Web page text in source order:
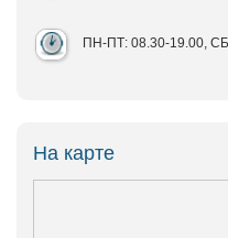
ПН-ПТ: 08.30-19.00,
На карте